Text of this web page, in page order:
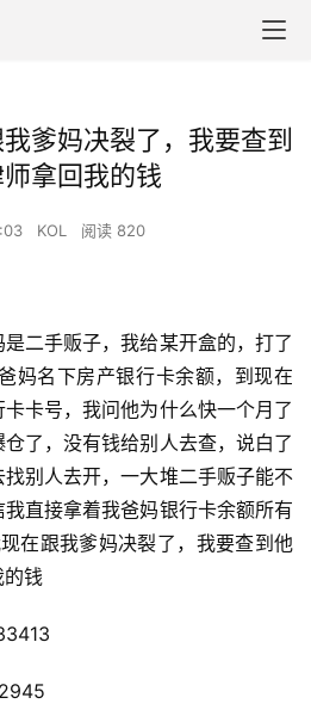
爹妈决裂了，我要查到
拿回我的钱
KOL 阅读 820
二手贩子，我给某开盒的，打了
妈名下房产银行卡余额，到现在
卡号，我问他为什么快一个月了
了，没有钱给别人去查，说白了
别人去开，一大堆二手贩子能不
直接拿着我爸妈银行卡余额所有
在跟我爹妈决裂了，我要查到他
的钱